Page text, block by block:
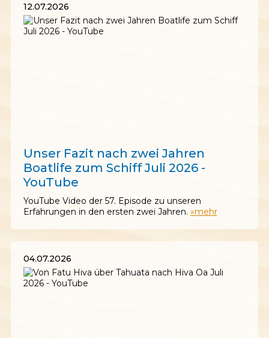
12.07.2026
Unser Fazit nach zwei Jahren
Boatlife zum Schiff Juli 2026 -
YouTube
YouTube Video der 57. Episode zu unseren
Erfahrungen in den ersten zwei Jahren. »mehr
04.07.2026